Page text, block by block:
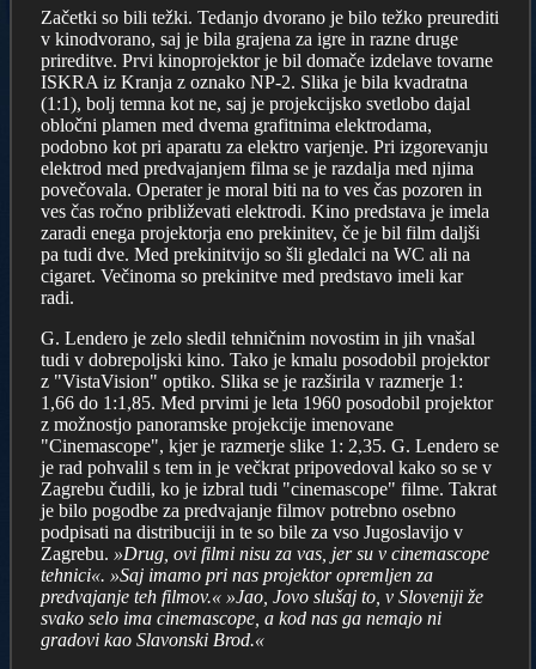
Začetki so bili težki. Tedanjo dvorano je bilo težko preurediti
v kinodvorano, saj je bila grajena za igre in razne druge
prireditve. Prvi kinoprojektor je bil domače izdelave tovarne
ISKRA iz Kranja z oznako NP-2. Slika je bila kvadratna
(1:1), bolj temna kot ne, saj je projekcijsko svetlobo dajal
obločni plamen med dvema grafitnima elektrodama,
podobno kot pri aparatu za elektro varjenje. Pri izgorevanju
elektrod med predvajanjem filma se je razdalja med njima
povečovala. Operater je moral biti na to ves čas pozoren in
ves čas ročno približevati elektrodi. Kino predstava je imela
zaradi enega projektorja eno prekinitev, če je bil film daljši
pa tudi dve. Med prekinitvijo so šli gledalci na WC ali na
cigaret. Večinoma so prekinitve med predstavo imeli kar
radi.
G. Lendero je zelo sledil tehničnim novostim in jih vnašal
tudi v dobrepoljski kino. Tako je kmalu posodobil projektor
z "VistaVision" optiko. Slika se je razširila v razmerje 1:
1,66 do 1:1,85. Med prvimi je leta 1960 posodobil projektor
z možnostjo panoramske projekcije imenovane
"Cinemascope", kjer je razmerje slike 1: 2,35. G. Lendero se
je rad pohvalil s tem in je večkrat pripovedoval kako so se v
Zagrebu čudili, ko je izbral tudi "cinemascope" filme. Takrat
je bilo pogodbe za predvajanje filmov potrebno osebno
podpisati na distribuciji in te so bile za vso Jugoslavijo v
Zagrebu. »Drug, ovi filmi nisu za vas, jer su v cinemascope
tehnici«. »Saj imamo pri nas projektor opremljen za
predvajanje teh filmov.« »Jao, Jovo slušaj to, v Sloveniji že
svako selo ima cinemascope, a kod nas ga nemajo ni
gradovi kao Slavonski Brod.«